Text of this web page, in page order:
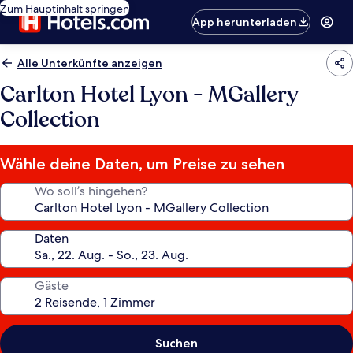
Zum Hauptinhalt springen
App herunterladen
Alle Unterkünfte anzeigen
Carlton Hotel Lyon - MGallery
Collection
Wähle deine Daten, um Preise zu sehen
Wo soll’s hingehen?
Daten
Gäste
Suchen